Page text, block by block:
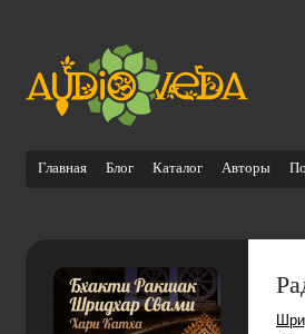
Главная Блог Каталог Авторы